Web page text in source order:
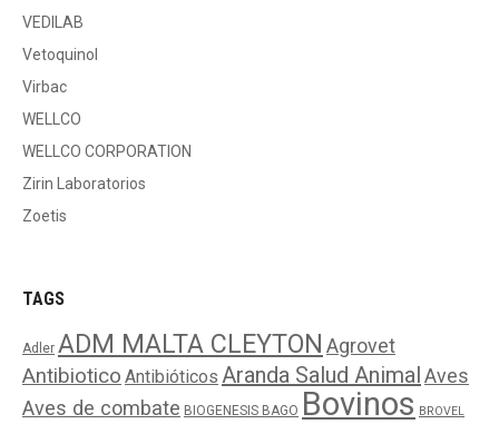
VEDILAB
Vetoquinol
Virbac
WELLCO
WELLCO CORPORATION
Zirin Laboratorios
Zoetis
TAGS
Adler ADM MALTA CLEYTON Agrovet
Antibiotico Antibióticos Aranda Salud AnimalAves
Aves de combate BIOGENESIS BAGO Bovinos BROVEL